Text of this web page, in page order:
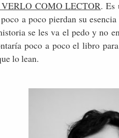
COMO LECTOR. Es
a poco pierdan su
se les va el pedo y no
poco a poco el libro
lo lean.